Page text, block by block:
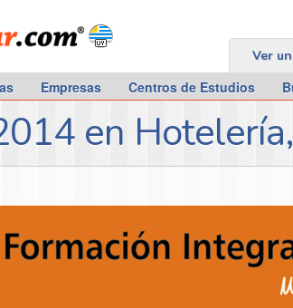
Ver
Empresas Centros de Estudios
en